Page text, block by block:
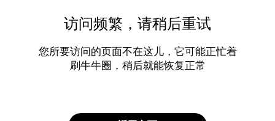
访问频繁，请稍后重试
您所要访问的页面不在这儿，它可能正忙着
刷牛牛圈，稍后就能恢复正常